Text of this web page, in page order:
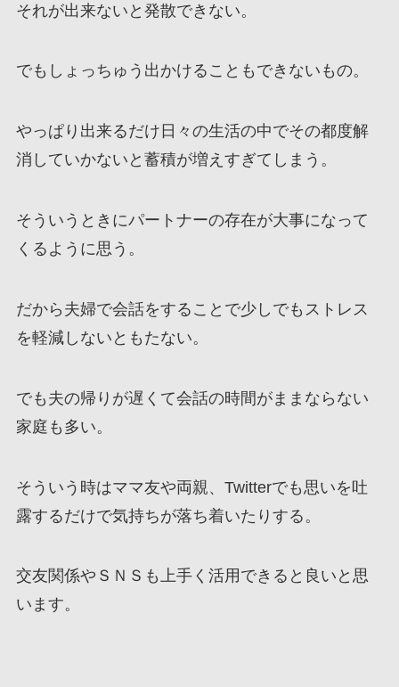
それが出来ないと発散できない。
でもしょっちゅう出かけることもできないもの。
やっぱり出来るだけ日々の生活の中でその都度解
消していかないと蓄積が増えすぎてしまう。
そういうときにパートナーの存在が大事になって
くるように思う。
だから夫婦で会話をすることで少しでもストレス
を軽減しないともたない。
でも夫の帰りが遅くて会話の時間がままならない
家庭も多い。
そういう時はママ友や両親、Twitterでも思いを吐
露するだけで気持ちが落ち着いたりする。
交友関係やＳＮＳも上手く活用できると良いと思
います。